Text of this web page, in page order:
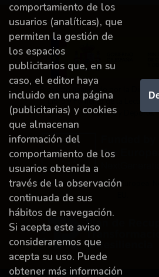
Proyecto financiado por la
Libro y Fomento de la Lectura,
Cultura y Deporte.
Financiado por la Unión Europea-
comportamiento de los
usuarios (analíticas), que
permiten la gestión de
los espacios
publicitarios que, en su
caso, el editor haya
incluido en una página
(publicitarias) y cookies
que almacenan
información del
comportamiento de los
usuarios obtenida a
través de la observación
continuada de sus
hábitos de navegación.
Si acepta este aviso
consideraremos que
acepta su uso. Puede
obtener más información